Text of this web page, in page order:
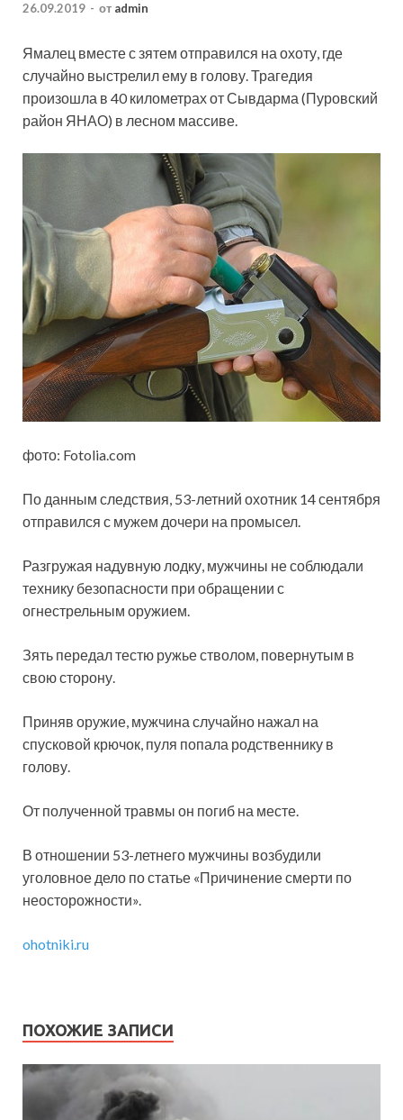
26.09.2019 - от admin
Ямалец вместе с зятем отправился на охоту, где
случайно выстрелил ему в голову. Трагедия
произошла в 40 километрах от Сывдарма (Пуровский
район ЯНАО) в лесном массиве.
фото: Fotolia.com
По данным следствия, 53-летний охотник 14 сентября
отправился с мужем дочери на промысел.
Разгружая надувную лодку, мужчины не соблюдали
технику безопасности при обращении с
огнестрельным оружием.
Зять передал тестю ружье стволом, повернутым в
свою сторону.
Приняв оружие, мужчина случайно нажал на
спусковой крючок, пуля попала родственнику в
голову.
От полученной травмы он погиб на месте.
В отношении 53-летнего мужчины возбудили
уголовное дело по статье «Причинение смерти по
неосторожности».
ohotniki.ru
ПОХОЖИЕ ЗАПИСИ